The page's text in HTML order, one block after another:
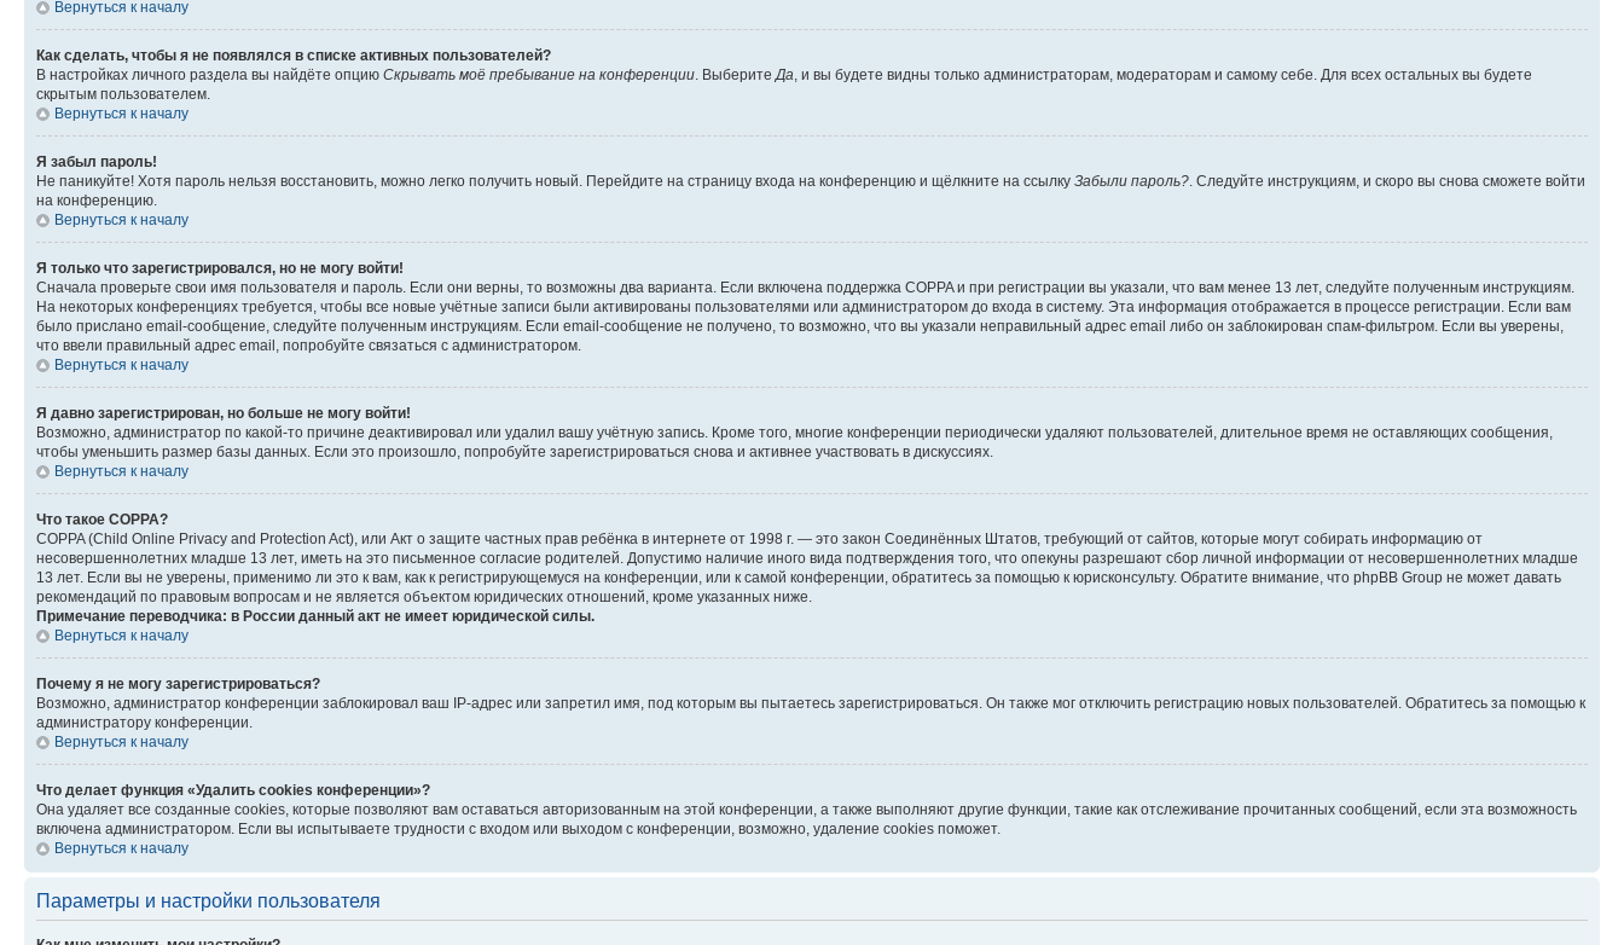
Вернуться к началу
Как сделать, чтобы я не появлялся в списке активных пользователей?
В настройках личного раздела вы найдёте опцию Скрывать моё пребывание на конференции . Выберите Да , и вы будете видны только администраторам, модераторам и самому себе. Для всех остальных вы будете
скрытым пользователем.
Вернуться к началу
Я забыл пароль!
Не паникуйте! Хотя пароль нельзя восстановить, можно легко получить новый. Перейдите на страницу входа на конференцию и щёлкните на ссылку Забыли пароль? . Следуйте инструкциям, и скоро вы снова сможете войти
на конференцию.
Вернуться к началу
Я только что зарегистрировался, но не могу войти!
Сначала проверьте свои имя пользователя и пароль. Если они верны, то возможны два варианта. Если включена поддержка COPPA и при регистрации вы указали, что вам менее 13 лет, следуйте полученным инструкциям.
На некоторых конференциях требуется, чтобы все новые учётные записи были активированы пользователями или администратором до входа в систему. Эта информация отображается в процессе регистрации. Если вам
было прислано email-сообщение, следуйте полученным инструкциям. Если email-сообщение не получено, то возможно, что вы указали неправильный адрес email либо он заблокирован спам-фильтром. Если вы уверены,
что ввели правильный адрес email, попробуйте связаться с администратором.
Вернуться к началу
Я давно зарегистрирован, но больше не могу войти!
Возможно, администратор по какой-то причине деактивировал или удалил вашу учётную запись. Кроме того, многие конференции периодически удаляют пользователей, длительное время не оставляющих сообщения,
чтобы уменьшить размер базы данных. Если это произошло, попробуйте зарегистрироваться снова и активнее участвовать в дискуссиях.
Вернуться к началу
Что такое COPPA?
COPPA (Child Online Privacy and Protection Act), или Акт о защите частных прав ребёнка в интернете от 1998 г. — это закон Соединённых Штатов, требующий от сайтов, которые могут собирать информацию от
несовершеннолетних младше 13 лет, иметь на это письменное согласие родителей. Допустимо наличие иного вида подтверждения того, что опекуны разрешают сбор личной информации от несовершеннолетних младше
13 лет. Если вы не уверены, применимо ли это к вам, как к регистрирующемуся на конференции, или к самой конференции, обратитесь за помощью к юрисконсульту. Обратите внимание, что phpBB Group не может давать
рекомендаций по правовым вопросам и не является объектом юридических отношений, кроме указанных ниже.
Примечание переводчика: в России данный акт не имеет юридической силы.
Вернуться к началу
Почему я не могу зарегистрироваться?
Возможно, администратор конференции заблокировал ваш IP-адрес или запретил имя, под которым вы пытаетесь зарегистрироваться. Он также мог отключить регистрацию новых пользователей. Обратитесь за помощью к
администратору конференции.
Вернуться к началу
Что делает функция «Удалить cookies конференции»?
Она удаляет все созданные cookies, которые позволяют вам оставаться авторизованным на этой конференции, а также выполняют другие функции, такие как отслеживание прочитанных сообщений, если эта возможность
включена администратором. Если вы испытываете трудности с входом или выходом с конференции, возможно, удаление cookies поможет.
Вернуться к началу
Параметры и настройки пользователя